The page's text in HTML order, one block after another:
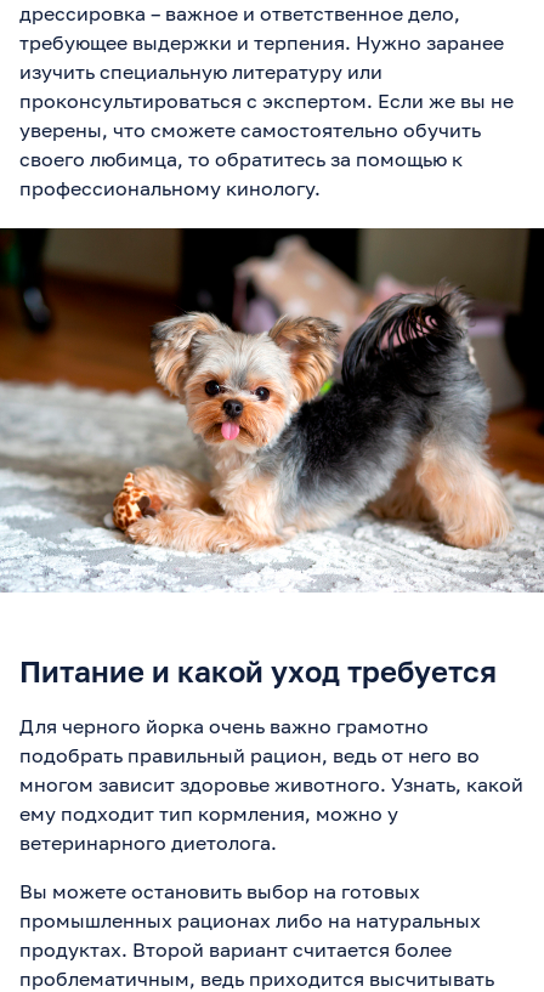
дрессировка – важное и ответственное дело,
требующее выдержки и терпения. Нужно заранее
изучить специальную литературу или
проконсультироваться с экспертом. Если же вы не
уверены, что сможете самостоятельно обучить
своего любимца, то обратитесь за помощью к
профессиональному кинологу.
Питание и какой уход требуется
Для черного йорка очень важно грамотно
подобрать правильный рацион, ведь от него во
многом зависит здоровье животного. Узнать, какой
ему подходит тип кормления, можно у
ветеринарного диетолога.
Вы можете остановить выбор на готовых
промышленных рационах либо на натуральных
продуктах. Второй вариант считается более
проблематичным, ведь приходится высчитывать